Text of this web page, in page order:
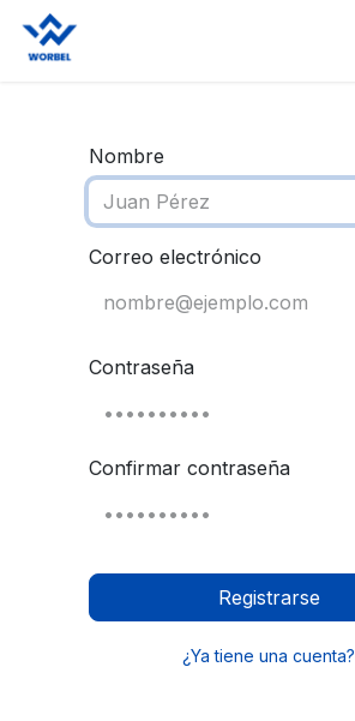
Ir al contenido
Nombre
Correo electrónico
Contraseña
Confirmar contraseña
Registrarse
¿Ya tiene una cuenta?